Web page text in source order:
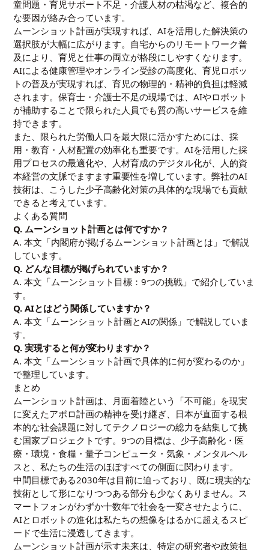
童問題・育児サポート不足・介護人材の枯渇など、複合的
な要因が絡み合っています。
ムーンショット計画が実現すれば、AIを活用した解決策の
選択肢が大幅に広がります。自宅からのリモートワーク普
及により、育児と仕事の両立が格段にしやすくなります。
AIによる健康管理やオンライン受診の高度化、育児ロボッ
トの普及が実現すれば、育児の物理的・精神的負担は軽減
されます。保育士・介護士不足の現場では、AIやロボット
が補助することで限られた人員でも質の高いサービスを維
持できます。
また、限られた労働人口を最大限に活かすためには、採
用・教育・人材配置の効率化も重要です。AIを活用した採
用プロセスの最適化や、人材育成のデジタル化が、人的資
本経営の文脈でますます重要性を増しています。弊社のAI
技術は、こうした少子高齢化対策の具体的な現場でも貢献
できると考えています。
よくある質問
Q. ムーンショット計画とは何ですか？
A. 本文「内閣府が掲げるムーンショット計画とは」で解説
しています。
Q. どんな目標が掲げられていますか？
A. 本文「ムーンショット目標：9つの挑戦」で紹介していま
す。
Q. AIとはどう関係していますか？
A. 本文「ムーンショット計画とAIの関係」で解説していま
す。
Q. 実現すると何が変わりますか？
A. 本文「ムーンショット計画で具体的に何が変わるのか」
で整理しています。
まとめ
ムーンショット計画は、月面着陸という「不可能」を現実
に変えたアポロ計画の精神を受け継ぎ、日本が直面する根
本的な社会課題に対してテクノロジーの総力を結集して挑
む国家プロジェクトです。9つの目標は、少子高齢化・医
療・環境・食糧・量子コンピュータ・気象・メンタルヘル
スと、私たちの生活のほぼすべての側面に関わります。
中間目標である2030年は目前に迫っており、既に現実的な
技術として形になりつつある部分も少なくありません。ス
マートフォンがわずか十数年で社会を一変させたように、
AIとロボットの進化は私たちの想像をはるかに超えるスピ
ードで生活に浸透してきます。
ムーンショット計画が示す未来は、特定の研究者や政策担